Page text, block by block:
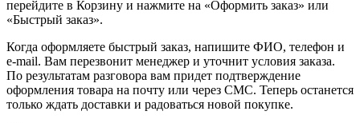
перейдите в Корзину и нажмите на «Оформить заказ» или
«Быстрый заказ».
Когда оформляете быстрый заказ, напишите ФИО, телефон и
e-mail. Вам перезвонит менеджер и уточнит условия заказа.
По результатам разговора вам придет подтверждение
оформления товара на почту или через СМС. Теперь останется
только ждать доставки и радоваться новой покупке.